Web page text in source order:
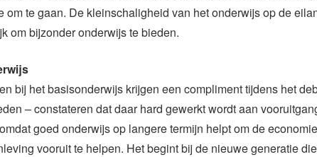
om te gaan. De kleinschaligheid van het onderwijs op de
om bijzonder onderwijs te bieden.
bij het basisonderwijs krijgen een compliment tijdens het
– constateren dat daar hard gewerkt wordt aan
goed onderwijs op langere termijn helpt om de
vooruit te helpen. Het begint bij de nieuwe generatie